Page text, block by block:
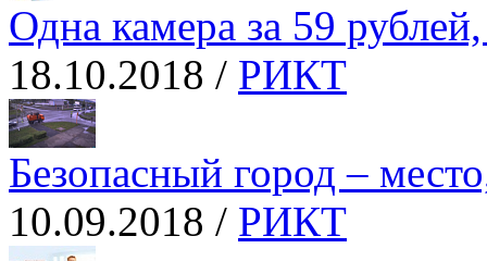
Одна камера за 59
18.10.2018 / РИКТ
Безопасный город –
10.09.2018 / РИКТ